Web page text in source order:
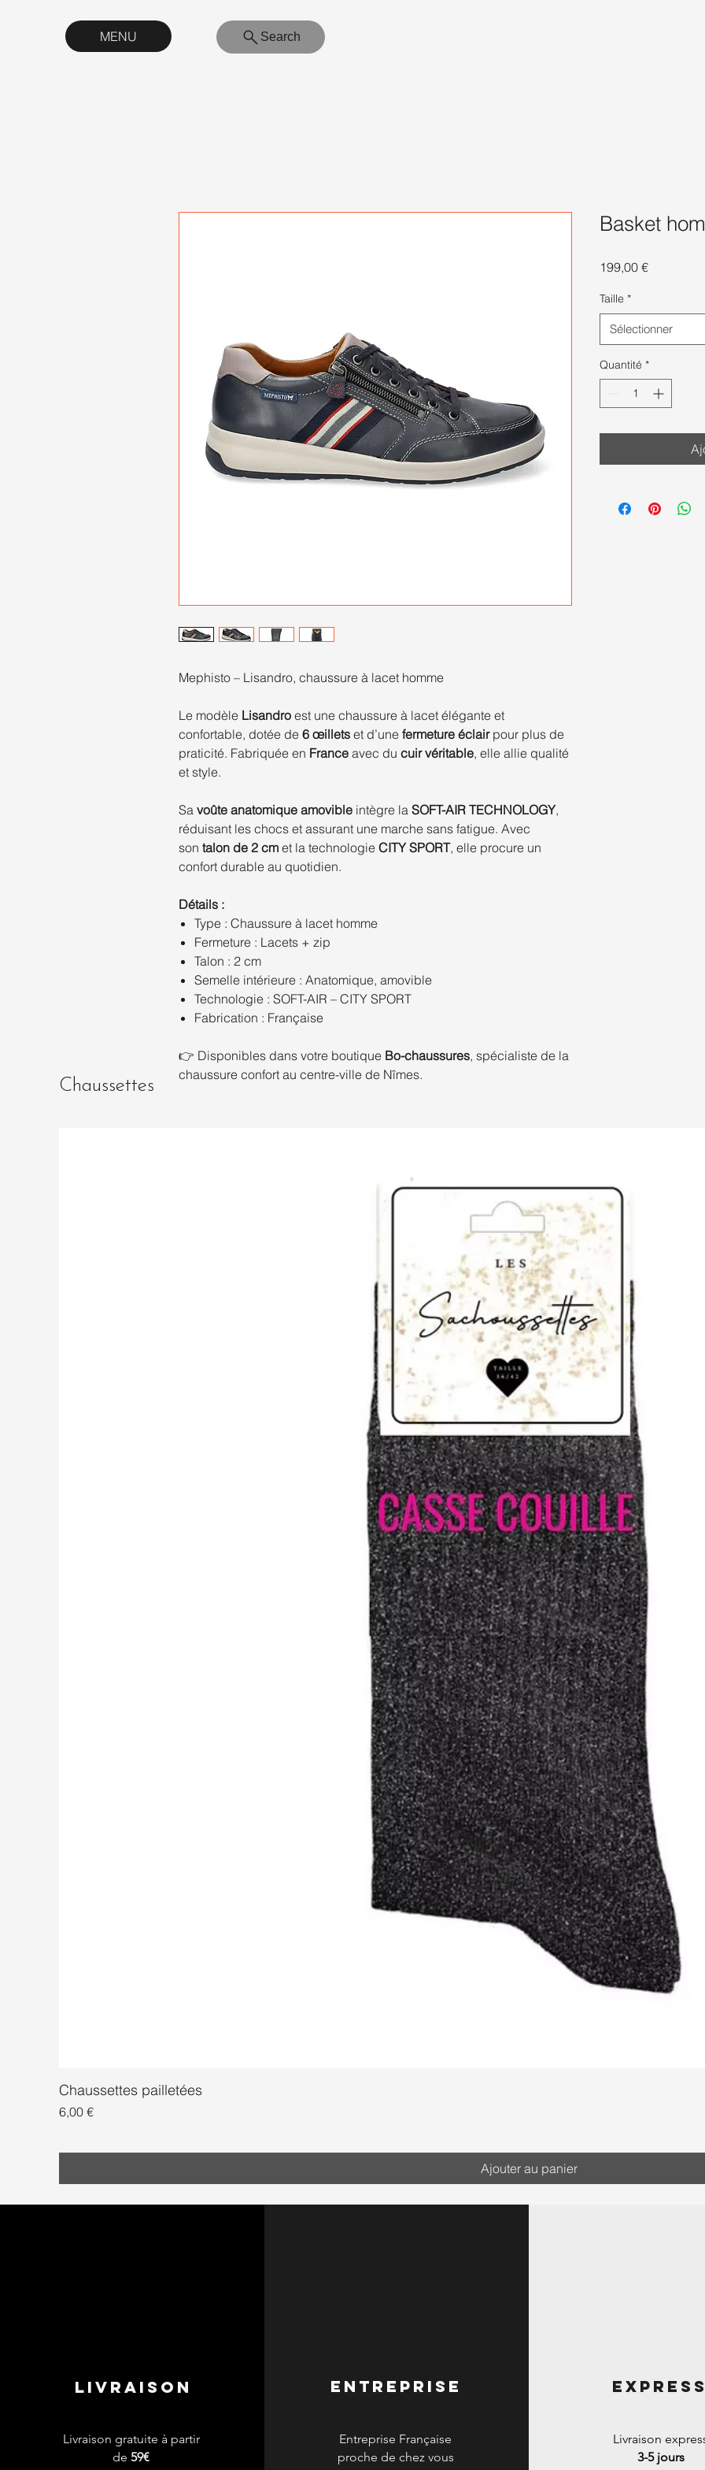
MENU Search
Mephisto – Lisandro, chaussure à lacet homme
Le modèle Lisandro est une chaussure à lacet élégante et
confortable, dotée de 6 œillets et d’une fermeture éclairpour plus de
praticité. Fabriquée en France avec du cuir véritable, elle allie qualité
et style.
Sa voûte anatomique amovible intègre la SOFT-AIR TECHNOLOGY,
réduisant les chocs et assurant une marche sans fatigue. Avec
son talon de 2 cm et la technologie CITY SPORT, elle procure un
confort durable au quotidien.
Détails :
Type : Chaussure à lacet homme
Fermeture : Lacets + zip
Talon : 2 cm
Semelle intérieure : Anatomique, amovible
Technologie : SOFT-AIR – CITY SPORT
Fabrication : Française
👉 Disponibles dans votre boutique Bo-chaussures, spécialiste de la
chaussure confort au centre-ville de Nîmes.
Basket
199,00 €Prix
Taille *
Sélectionner
Quantité *
Chaussettes
Chaussettes pailletées
Prix
6,00 €
Ajouter au panier
livraison
Livraison gratuite à partir
de 59€
entreprise
Entreprise Française
proche de chez vous
express
Livraison
3-5 jours